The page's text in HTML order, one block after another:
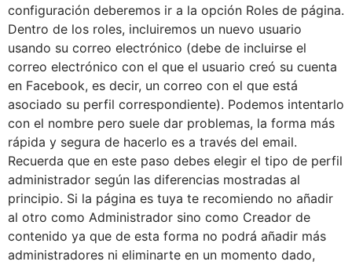
configuración deberemos ir a la opción Roles de página.
Dentro de los roles, incluiremos un nuevo usuario
usando su correo electrónico (debe de incluirse el
correo electrónico con el que el usuario creó su cuenta
en Facebook, es decir, un correo con el que está
asociado su perfil correspondiente). Podemos intentarlo
con el nombre pero suele dar problemas, la forma más
rápida y segura de hacerlo es a través del email.
Recuerda que en este paso debes elegir el tipo de perfil
administrador según las diferencias mostradas al
principio. Si la página es tuya te recomiendo no añadir
al otro como Administrador sino como Creador de
contenido ya que de esta forma no podrá añadir más
administradores ni eliminarte en un momento dado,